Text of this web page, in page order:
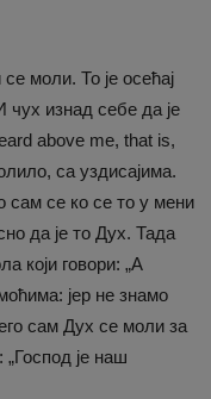
моли. То је осећај
чух изнад себе да је
above me, that is,
са уздисајима.
сам се ко се то у мени
да је то Дух. Тада
који говори: „А
јер не знамо
сам Дух се моли за
је наш